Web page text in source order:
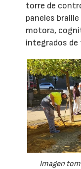
torre de
paneles
motora,
integrados de
Imagen